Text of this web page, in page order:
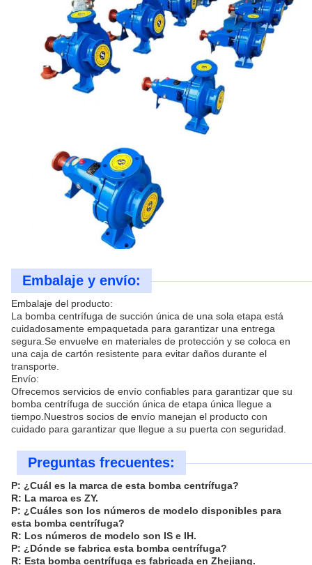
Embalaje y envío:
Embalaje del producto:
La bomba centrífuga de succión única de una sola etapa está
cuidadosamente empaquetada para garantizar una entrega
segura.Se envuelve en materiales de protección y se coloca en
una caja de cartón resistente para evitar daños durante el
transporte.
Envío:
Ofrecemos servicios de envío confiables para garantizar que su
bomba centrífuga de succión única de etapa única llegue a
tiempo.Nuestros socios de envío manejan el producto con
cuidado para garantizar que llegue a su puerta con seguridad.
Preguntas frecuentes:
P: ¿Cuál es la marca de esta bomba centrífuga?
R: La marca es ZY.
P: ¿Cuáles son los números de modelo disponibles para
esta bomba centrífuga?
R: Los números de modelo son IS e IH.
P: ¿Dónde se fabrica esta bomba centrífuga?
R: Esta bomba centrífuga es fabricada en Zhejiang.